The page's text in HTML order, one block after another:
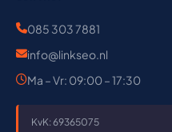
085 303 7881
info@linkseo.nl
Ma – Vr: 09:00 – 17:30
KvK: 69365075